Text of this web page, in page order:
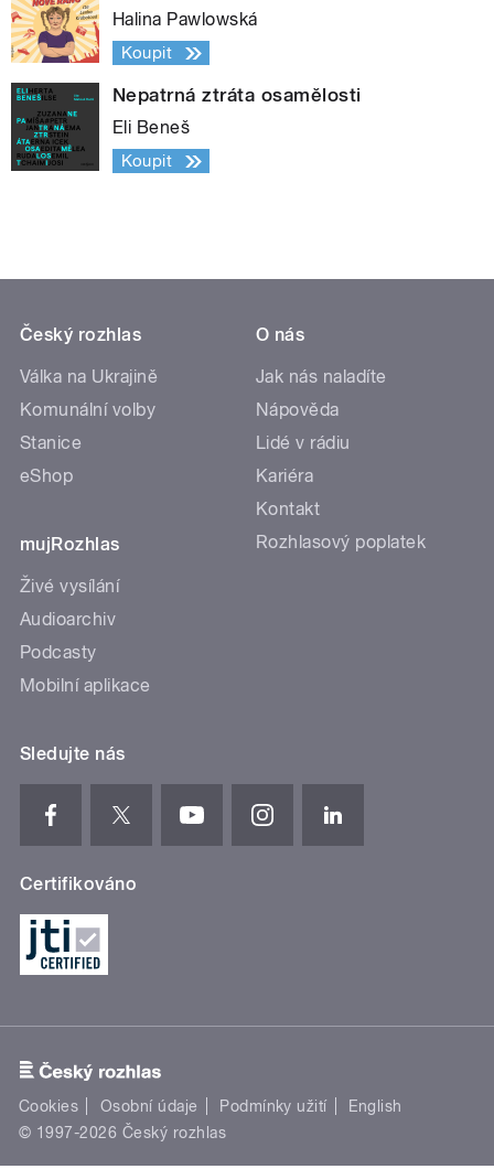
Halina Pawlowská
Koupit
Nepatrná ztráta osamělosti
Eli Beneš
Koupit
Český rozhlas
Válka na Ukrajině
Komunální volby
Stanice
eShop
mujRozhlas
Živé vysílání
Audioarchiv
Podcasty
Mobilní aplikace
O nás
Jak nás naladíte
Nápověda
Lidé v rádiu
Kariéra
Kontakt
Rozhlasový poplatek
Sledujte nás
Certifikováno
Cookies Osobní údaje Podmínky užití
English
© 1997-2026 Český rozhlas